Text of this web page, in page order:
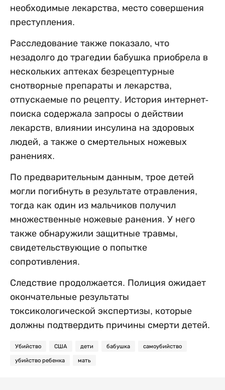
необходимые лекарства, место совершения
преступления.
Расследование также показало, что
незадолго до трагедии бабушка приобрела в
нескольких аптеках безрецептурные
снотворные препараты и лекарства,
отпускаемые по рецепту. История интернет-
поиска содержала запросы о действии
лекарств, влиянии инсулина на здоровых
людей, а также о смертельных ножевых
ранениях.
По предварительным данным, трое детей
могли погибнуть в результате отравления,
тогда как один из мальчиков получил
множественные ножевые ранения. У него
также обнаружили защитные травмы,
свидетельствующие о попытке
сопротивления.
Следствие продолжается. Полиция ожидает
окончательные результаты
токсикологической экспертизы, которые
должны подтвердить причины смерти детей.
Убийство США дети бабушка самоубийство
убийство ребенка мать